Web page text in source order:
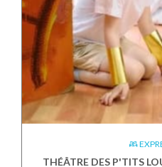
THÉÂTRE DES P'TITS